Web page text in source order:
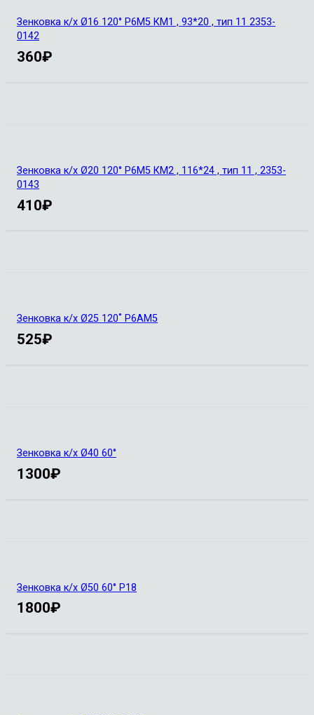
Зенковка к/х Ø16 120° Р6М5 КМ1 , 93*20 , тип 11 2353-
0142
360₽
Зенковка к/х Ø20 120° Р6М5 КМ2 , 116*24 , тип 11 , 2353-
0143
410₽
Зенковка к/х Ø25 120˚ Р6АМ5
525₽
Зенковка к/х Ø40 60°
1300₽
Зенковка к/х Ø50 60° Р18
1800₽